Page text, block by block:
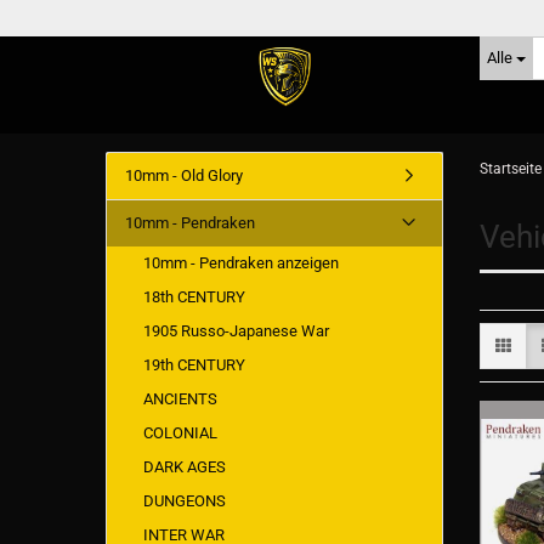
Alle
Startseite
10mm - Old Glory
10mm - Pendraken
10mm - Pendraken anzeigen
18th CENTURY
1905 Russo-Japanese War
19th CENTURY
ANCIENTS
COLONIAL
DARK AGES
DUNGEONS
INTER WAR